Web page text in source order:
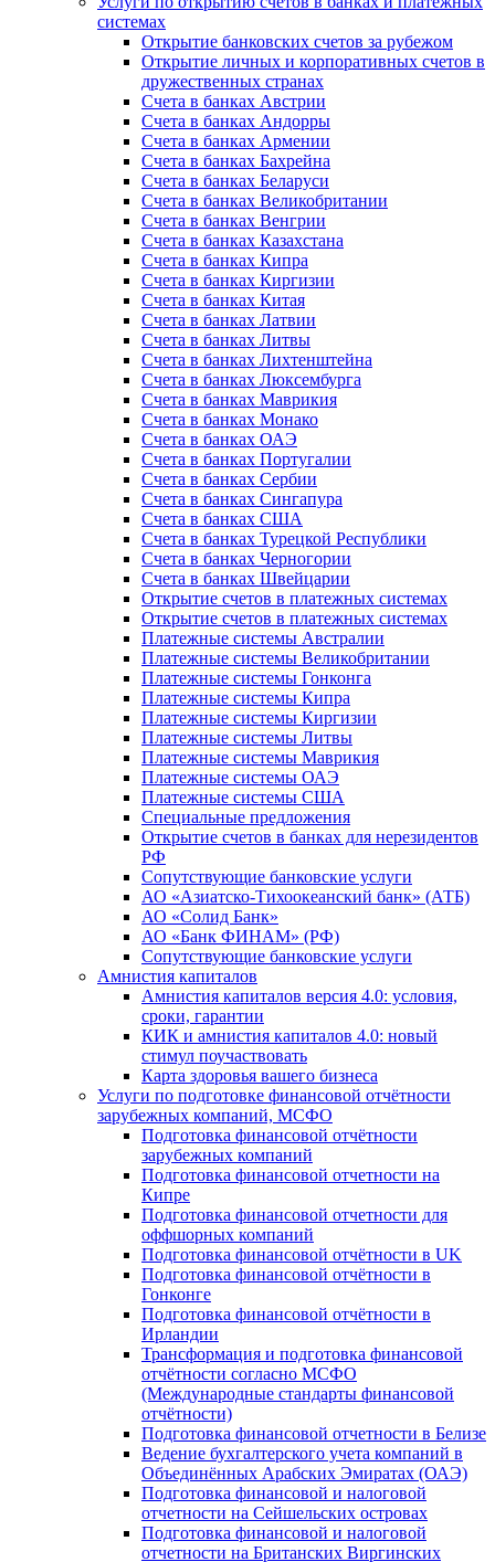
системах
Открытие банковских счетов за рубежом
Открытие личных и корпоративных счетов в
дружественных странах
Счета в банках Австрии
Счета в банках Андорры
Счета в банках Армении
Счета в банках Бахрейна
Счета в банках Беларуси
Счета в банках Великобритании
Счета в банках Венгрии
Счета в банках Казахстана
Счета в банках Кипра
Счета в банках Киргизии
Счета в банках Китая
Счета в банках Латвии
Счета в банках Литвы
Счета в банках Лихтенштейна
Счета в банках Люксембурга
Счета в банках Маврикия
Счета в банках Монако
Счета в банках ОАЭ
Счета в банках Португалии
Счета в банках Сербии
Счета в банках Сингапура
Счета в банках США
Счета в банках Турецкой Республики
Счета в банках Черногории
Счета в банках Швейцарии
Открытие счетов в платежных системах
Открытие счетов в платежных системах
Платежные системы Австралии
Платежные системы Великобритании
Платежные системы Гонконга
Платежные системы Кипра
Платежные системы Киргизии
Платежные системы Литвы
Платежные системы Маврикия
Платежные системы ОАЭ
Платежные системы США
Специальные предложения
Открытие счетов в банках для нерезидентов
РФ
Сопутствующие банковские услуги
АО «Азиатско-Тихоокеанский банк» (АТБ)
АО «Солид Банк»
АО «Банк ФИНАМ» (РФ)
Сопутствующие банковские услуги
Амнистия капиталов
Амнистия капиталов версия 4.0: условия,
сроки, гарантии
КИК и амнистия капиталов 4.0: новый
стимул поучаствовать
Карта здоровья вашего бизнеса
Услуги по подготовке финансовой отчётности
зарубежных компаний, МСФО
Подготовка финансовой отчётности
зарубежных компаний
Подготовка финансовой отчетности на
Кипре
Подготовка финансовой отчетности для
оффшорных компаний
Подготовка финансовой отчётности в UK
Подготовка финансовой отчётности в
Гонконге
Подготовка финансовой отчётности в
Ирландии
Трансформация и подготовка финансовой
отчётности согласно МСФО
(Международные стандарты финансовой
отчётности)
Подготовка финансовой отчетности в Белизе
Ведение бухгалтерского учета компаний в
Объединённых Арабских Эмиратах (ОАЭ)
Подготовка финансовой и налоговой
отчетности на Сейшельских островах
Подготовка финансовой и налоговой
отчетности на Британских Виргинских